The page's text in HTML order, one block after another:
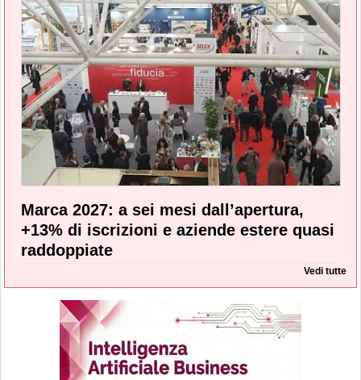
Marca 2027: a sei mesi dall’apertura,
+13% di iscrizioni e aziende estere quasi
raddoppiate
Vedi tutte